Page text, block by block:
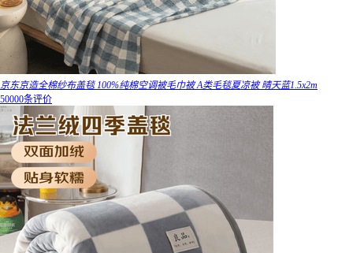
京东京造全棉纱布盖毯 100%纯棉空调被毛巾被 A类毛毯夏凉被 晴天蓝1.5x2m
50000条评价